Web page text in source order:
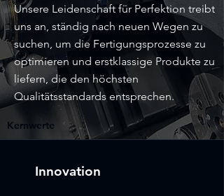
Unsere Leidenschaft für Perfektion treibt
uns an, ständig nach neuen Wegen zu
suchen, um die Fertigungsprozesse zu
optimieren und erstklassige Produkte zu
liefern, die den höchsten
Qualitätsstandards entsprechen.
Kernwerte
Innovation